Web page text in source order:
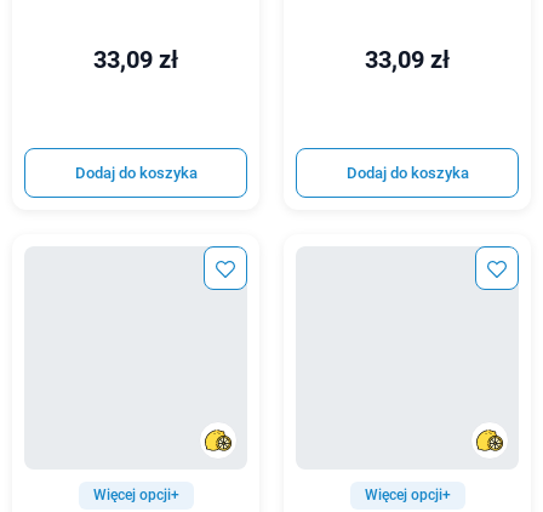
33,09 zł
Dodaj do koszyka
33,09 zł
Dodaj do koszyka
Więcej opcji+ Więcej opcji+